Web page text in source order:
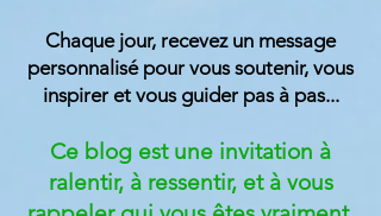
Chaque jour, recevez un message
personnalisé pour vous soutenir, vous
inspirer et vous guider pas à pas...
Ce blog est une invitation à
ralentir, à ressentir, et à vous